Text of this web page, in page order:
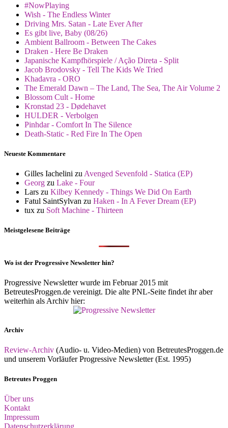
#NowPlaying
Wish - The Endless Winter
Driving Mrs. Satan - Late Ever After
Es gibt live, Baby (08/26)
Ambient Ballroom - Between The Cakes
Draken - Here Be Draken
Japanische Kampfhörspiele / Ação Direta - Split
Jacob Brodovsky - Tell The Kids We Tried
Khadavra - ORO
The Emerald Dawn – The Land, The Sea, The Air Volume 2
Blossom Cult - Home
Kronstad 23 - Dødehavet
HULDER - Verbolgen
Pinhdar - Comfort In The Silence
Death-Static - Red Fire In The Open
Neueste Kommentare
Gilles Iachelini zu Avenged Sevenfold - Statica (EP)
Georg zu Lake - Four
Lars zu Kilbey Kennedy - Things We Did On Earth
Fatul SaintSylvan zu Haken - In A Fever Dream (EP)
tux zu Soft Machine - Thirteen
Meistgelesene Beiträge
Wo ist der Progressive Newsletter hin?
Progressive Newsletter wurde im Februar 2015 mit
BetreutesProggen.de vereinigt. Die alte PNL-Seite findet ihr aber
weiterhin als Archiv hier:
Archiv
Review-Archiv (Audio- u. Video-Medien) von BetreutesProggen.de
und unserem Vorläufer Progressive Newsletter (Est. 1995)
Betreutes Proggen
Über uns
Kontakt
Impressum